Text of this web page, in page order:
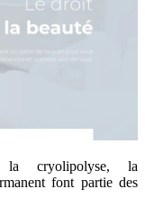
la cryolipolyse, la
font partie des